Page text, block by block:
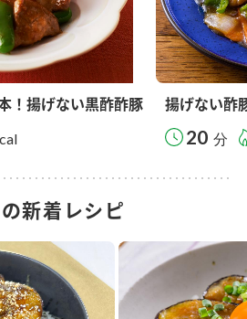
！揚げない黒酢酢豚 揚げない酢
20 分
新着レシピ